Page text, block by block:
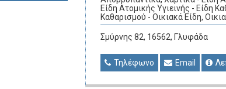
Είδη Ατομικής Υγιεινής - Είδη
Καθαρισμού - Οικιακά Είδη,
Σμύρνης 82, 16562, Γλυφάδα
Τηλέφωνο Email